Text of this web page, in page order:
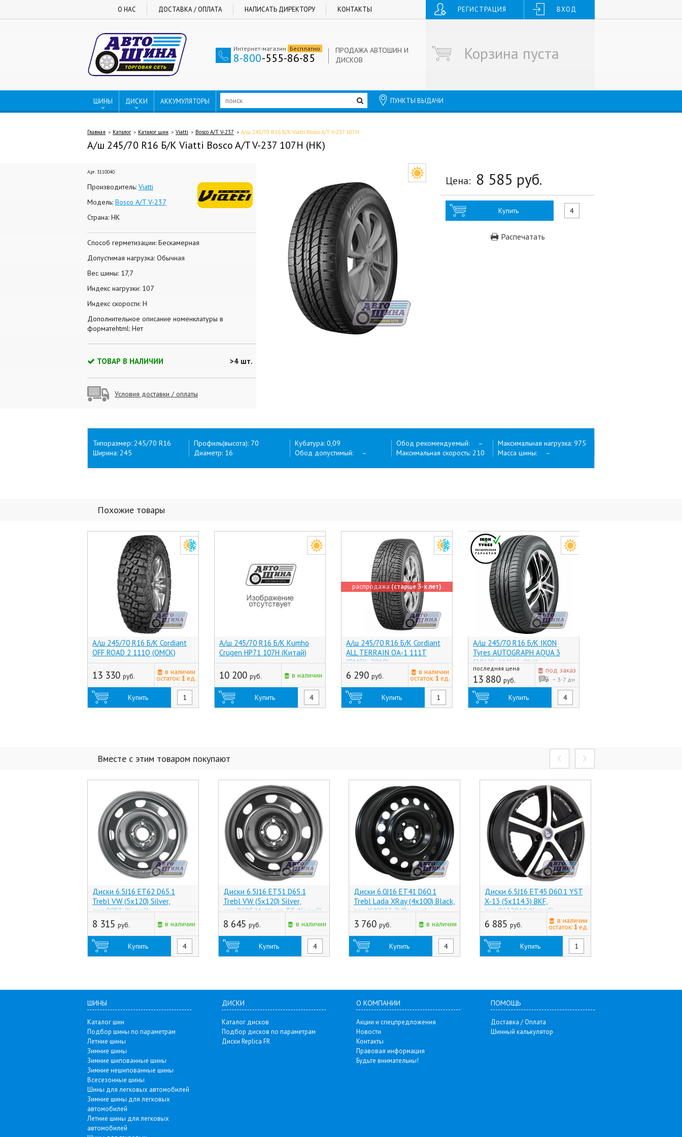
О НАС ДОСТАВКА / ОПЛАТА НАПИСАТЬ ДИРЕКТОРУ КОНТАКТЫ РЕГИСТРАЦИЯ ВХОД
Интернет-магазин Бесплатно
8-800-555-86-85
ПРОДАЖА АВТОШИН И
ДИСКОВ
Корзина пуста
ШИНЫ ДИСКИ АККУМУЛЯТОРЫ ПУНКТЫ ВЫДАЧИ
Главная Каталог Каталог шин Viatti Bosco A/T V-237 А/ш 245/70 R16 Б/К Viatti Bosco A/T V-237 107H
А/ш 245/70 R16 Б/К Viatti Bosco A/T V-237 107H (НК)
Арт. 3110040
Производитель: Viatti
Модель: Bosco A/T V-237
Страна: НК
Способ герметизации: Бескамерная
Допустимая нагрузка: Обычная
Вес шины: 17,7
Индекс нагрузки: 107
Индекс скорости: H
Дополнительное описание номенклатуры в
форматеhtml: Нет
ТОВАР В НАЛИЧИИ >4 шт.
Условия доставки / оплаты
Цена: 8 585 руб.
Купить
Распечатать
Типоразмер: 245/70 R16
Ширина: 245
Профиль(высота): 70
Диаметр: 16
Кубатура: 0,09
Обод допустимый: –
Обод рекомендуемый: –
Максимальная скорость: 210
Максимальная нагрузка: 975
Масса шины: –
Похожие товары
А/ш 245/70 R16 Б/К Cordiant
OFF ROAD 2 111Q (ОМСК)
13 330 руб.
в наличии
остаток:1 ед.
Купить
А/ш 245/70 R16 Б/К Kumho
Crugen HP71 107H (Китай)
10 200 руб. в наличии
Купить
распродажа (старше 3-х лет)
А/ш 245/70 R16 Б/К Cordiant
ALL TERRAIN OA-1 111T
(ОМСК, 2019)
6 290 руб.
в наличии
остаток:1 ед.
Купить
А/ш 245/70 R16 Б/К IKON
Tyres AUTOGRAPH AQUA 3
SUV XL 111H (-, (Хр))
последняя цена
13 880 руб.
под заказ
~ 3-7 дн
Купить
Вместе с этим товаром покупают
Диски 6.5J16 ET62 D65.1
Trebl VW (5x120) Silver,
арт.9053 (Китай)
8 315 руб. в наличии
Купить
Диски 6.5J16 ET51 D65.1
Trebl VW (5x120) Silver,
арт.9685 Multivan T5 (Китай)
8 645 руб. в наличии
Купить
Диски 6.0J16 ET41 D60.1
Trebl Lada XRay (4x100) Black,
арт.X40933-P (Россия)
3 760 руб. в наличии
Купить
Диски 6.5J16 ET45 D60.1 YST
X-13 (5x114.3) BKF,
арт.9132910 (Китай)
6 885 руб.
в наличии
остаток:1 ед.
Купить
ШИНЫ
Каталог шин
Подбор шины по параметрам
Летние шины
Зимние шины
Зимние шипованные шины
Зимние нешипованные шины
Всесезонные шины
Шины для легковых автомобилей
Зимние шины для легковых
автомобилей
Летние шины для легковых
автомобилей
ДИСКИ
Каталог дисков
Подбор дисков по параметрам
Диски Replica FR
О КОМПАНИИ
Акции и спецпредложения
Новости
Контакты
Правовая информация
Будьте внимательны!
ПОМОЩЬ
Доставка / Оплата
Шинный калькулятор